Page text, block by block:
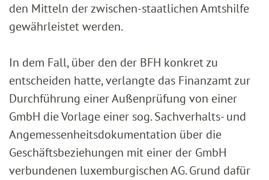
den Mitteln der zwischen-staatlichen Amtshilfe
gewährleistet werden.
In dem Fall, über den der BFH konkret zu
entscheiden hatte, verlangte das Finanzamt zur
Durchführung einer Außenprüfung von einer
GmbH die Vorlage einer sog. Sachverhalts- und
Angemessenheitsdokumentation über die
Geschäftsbeziehungen mit einer der GmbH
verbundenen luxemburgischen AG. Grund dafür